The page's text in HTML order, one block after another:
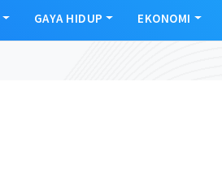
GAYA HIDUP EKONOMI